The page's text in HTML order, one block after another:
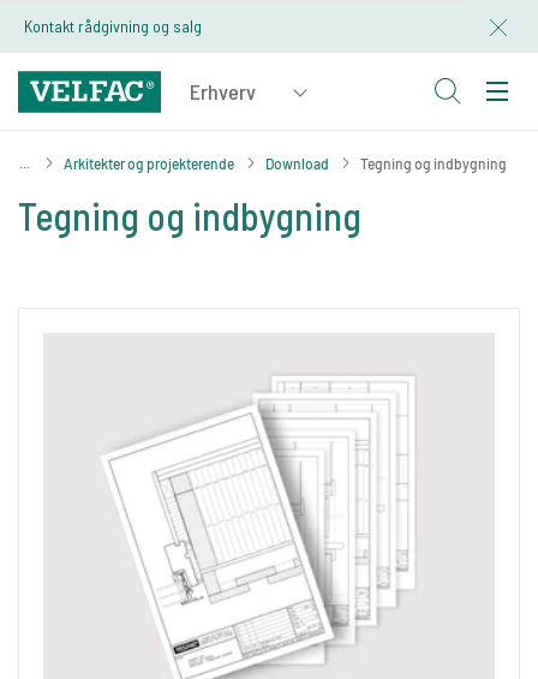
Kontakt rådgivning og salg
Arkitekter og projekterende Download Tegning og indbygning
Tegning og indbygning